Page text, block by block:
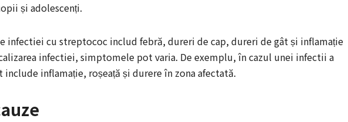
și adolescenți.
infectiei cu streptococ includ febră, dureri de cap, dureri de gât și inflamație
infectiei, simptomele pot varia. De exemplu, în cazul unei infectii a
inflamație, roșeață și durere în zona afectată.